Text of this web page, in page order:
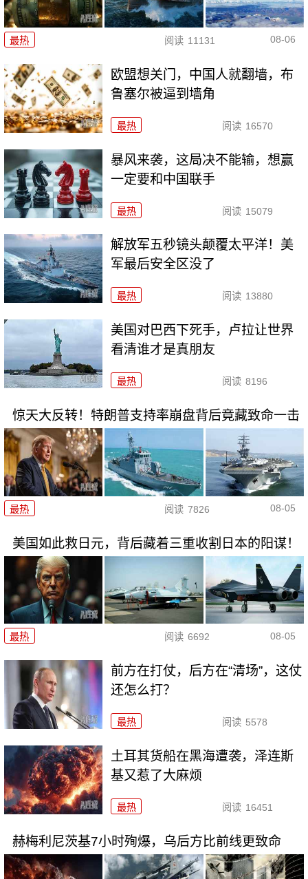
最热 阅读 11131 08-06
欧盟想关门，中国人就翻墙，布
鲁塞尔被逼到墙角
最热 阅读 16570
暴风来袭，这局决不能输，想赢
一定要和中国联手
最热 阅读 15079
解放军五秒镜头颠覆太平洋！美
军最后安全区没了
最热 阅读 13880
美国对巴西下死手，卢拉让世界
看清谁才是真朋友
最热 阅读 8196
惊天大反转！特朗普支持率崩盘背后竟藏致命一击
最热 阅读 7826 08-05
美国如此救日元，背后藏着三重收割日本的阳谋！
最热 阅读 6692 08-05
前方在打仗，后方在“清场”，这仗
还怎么打？
最热 阅读 5578
土耳其货船在黑海遭袭，泽连斯
基又惹了大麻烦
最热 阅读 16451
赫梅利尼茨基7小时殉爆，乌后方比前线更致命